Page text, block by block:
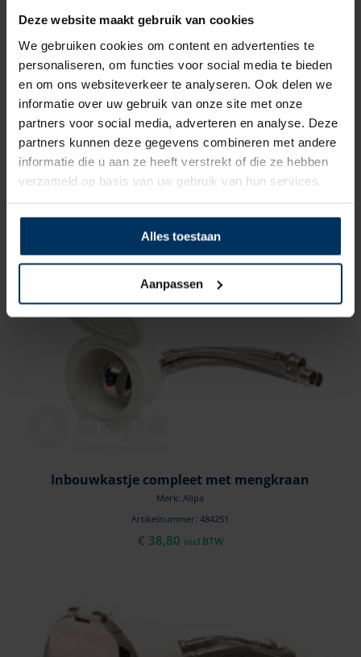
Deze website maakt gebruik van cookies
We gebruiken cookies om content en advertenties te
personaliseren, om functies voor social media te bieden
en om ons websiteverkeer te analyseren. Ook delen we
informatie over uw gebruik van onze site met onze
partners voor social media, adverteren en analyse. Deze
partners kunnen deze gegevens combineren met andere
informatie die u aan ze heeft verstrekt of die ze hebben
verzameld op basis van uw gebruik van hun services.
Alles toestaan
Aanpassen
Handdouche wit ABS 1/2″
Merk: Allpa
Artikelnummer: 484234
Inbouwkastje compleet met mengkraan
Merk: Allpa
Artikelnummer: 484251
€ 38,80 incl BTW